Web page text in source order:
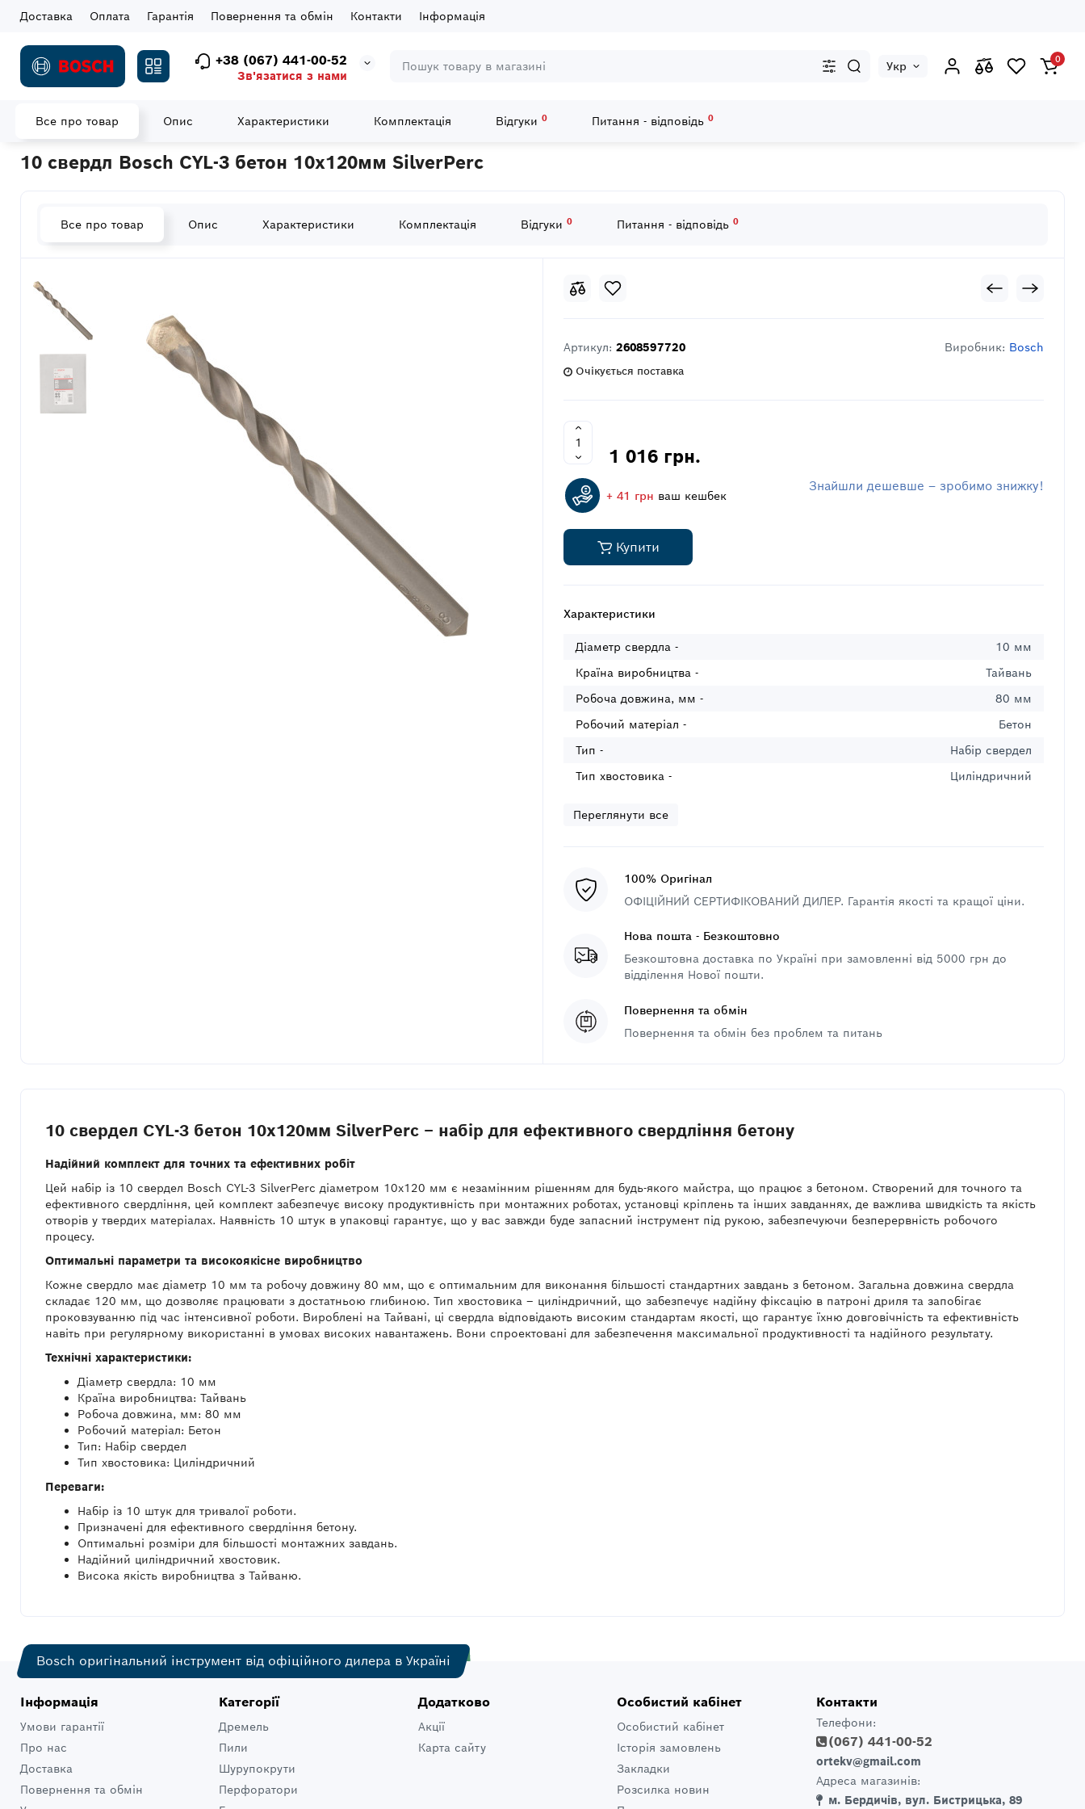
Доставка Оплата Гарантія Повернення та обмін Контакти Інформація
+38 (067) 441-00-52
Зв'язатися з нами
Укр 0
Все про товар Опис Характеристики Комплектація Відгуки 0 Питання - відповідь 0
Головна Витратні матеріали Свердла 10 cвердл Bosch CYL-3 бетон 10x120мм SilverPerc
10 cвердл Bosch CYL-3 бетон 10x120мм SilverPerc
Все про товар Опис Характеристики Комплектація Відгуки 0 Питання - відповідь 0
Артикул: 2608597720 Виробник: Bosch
Очікується поставка
1 016 грн.
+ 41 грн ваш кешбек
Знайшли дешевше – зробимо знижку!
Купити
Характеристики
Діаметр свердла -
10 мм
Країна виробництва -
Тайвань
Робоча довжина, мм -
80 мм
Робочий матеріал -
Бетон
Тип -
Набір свердел
Тип хвостовика -
Циліндричний
Переглянути все
100% Оригінал
ОФІЦІЙНИЙ СЕРТИФІКОВАНИЙ ДИЛЕР. Гарантія якості та кращої ціни.
Нова пошта - Безкоштовно
Безкоштовна доставка по Україні при замовленні від 5000 грн до
відділення Нової пошти.
Повернення та обмін
Повернення та обмін без проблем та питань
10 свердел CYL-3 бетон 10x120мм SilverPerc – набір для ефективного свердління бетону
Надійний комплект для точних та ефективних робіт
Цей набір із 10 свердел Bosch CYL-3 SilverPerc діаметром 10x120 мм є незамінним рішенням для будь-якого майстра, що працює з бетоном. Створений для точного та
ефективного свердління, цей комплект забезпечує високу продуктивність при монтажних роботах, установці кріплень та інших завданнях, де важлива швидкість та якість
отворів у твердих матеріалах. Наявність 10 штук в упаковці гарантує, що у вас завжди буде запасний інструмент під рукою, забезпечуючи безперервність робочого
процесу.
Оптимальні параметри та високоякісне виробництво
Кожне свердло має діаметр 10 мм та робочу довжину 80 мм, що є оптимальним для виконання більшості стандартних завдань з бетоном. Загальна довжина свердла
складає 120 мм, що дозволяє працювати з достатньою глибиною. Тип хвостовика – циліндричний, що забезпечує надійну фіксацію в патроні дриля та запобігає
проковзуванню під час інтенсивної роботи. Вироблені на Тайвані, ці свердла відповідають високим стандартам якості, що гарантує їхню довговічність та ефективність
навіть при регулярному використанні в умовах високих навантажень. Вони спроектовані для забезпечення максимальної продуктивності та надійного результату.
Технічні характеристики:
Діаметр свердла: 10 мм
Країна виробництва: Тайвань
Робоча довжина, мм: 80 мм
Робочий матеріал: Бетон
Тип: Набір свердел
Тип хвостовика: Циліндричний
Переваги:
Набір із 10 штук для тривалої роботи.
Призначені для ефективного свердління бетону.
Оптимальні розміри для більшості монтажних завдань.
Надійний циліндричний хвостовик.
Висока якість виробництва з Тайваню.
Bosch оригінальний інструмент від офіційного дилера в Україні
Інформація
Умови гарантії
Про нас
Доставка
Повернення та обмін
Категорії
Дремель
Пили
Шурупокрути
Перфоратори
Додатково
Акції
Карта сайту
Особистий кабінет
Особистий кабінет
Історія замовлень
Закладки
Розсилка новин
Контакти
Телефони:
(067) 441-00-52
ortekv@gmail.com
Адреса магазинів:
м. Бердичів, вул. Бистрицька, 89